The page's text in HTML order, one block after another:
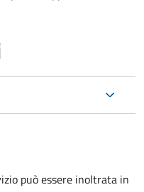
può essere inoltrata in